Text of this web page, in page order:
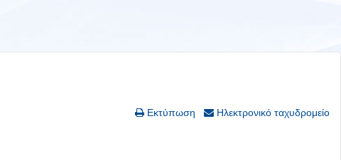
Εκτύπωση Ηλεκτρονικό ταχυδρομείο